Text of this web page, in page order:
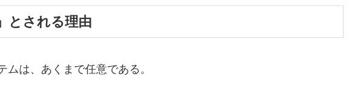
とされる理由
は、あくまで任意である。